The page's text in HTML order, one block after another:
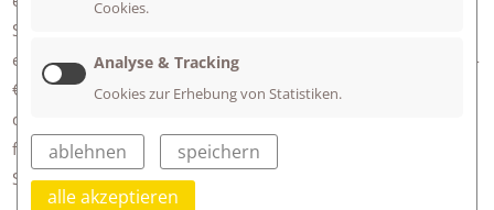
Schüler*innen dazu beigetragen, dass es manchen Menschen
ein wenig besser gehen darf. Mit großartigen Spenden (1100.-
€ !!!) für die Ukrainehilfe, Post für Senioren, Dankeskarten an
die Männer und Frauen der Müllabfuhr, kleinen Geschenken
für unsere Reinigungskräfte, Putzaktionen rund um das
Schulhaus usw usw.
Cookies.
Analyse & Tracking
Cookies zur Erhebung von Statistiken.
ablehnen
speichern
alle akzeptieren